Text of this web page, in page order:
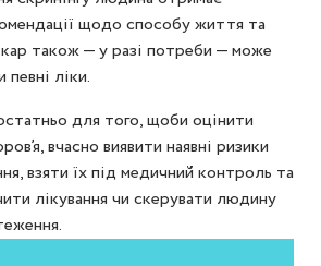
щодо способу життя та
також — у разі потреби — може
ліки.
для того, щоби оцінити
вчасно виявити наявні ризики
взяти їх під медичний контроль та
лікування чи скерувати людину